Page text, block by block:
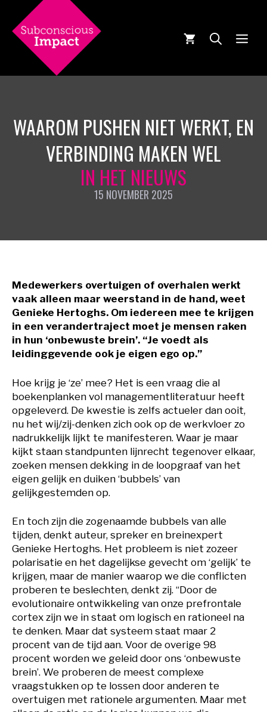
naar
inhoud
WAAROM PUSHEN NIET WERKT, EN
VERBINDING MAKEN WEL
IN HET NIEUWS
15 NOVEMBER 2025
Medewerkers overtuigen of overhalen werkt
vaak alleen maar weerstand in de hand, weet
Genieke Hertoghs. Om iedereen mee te krijgen
in een verandertraject moet je mensen raken
in hun ‘onbewuste brein’. “Je voedt als
leidinggevende ook je eigen ego op.”
Hoe krijg je ‘ze’ mee? Het is een vraag die al
boekenplanken vol managementliteratuur heeft
opgeleverd. De kwestie is zelfs actueler dan ooit,
nu het wij/zij-denken zich ook op de werkvloer zo
nadrukkelijk lijkt te manifesteren. Waar je maar
kijkt staan standpunten lijnrecht tegenover elkaar,
zoeken mensen dekking in de loopgraaf van het
eigen gelijk en duiken ‘bubbels’ van
gelijkgestemden op.
En toch zijn die zogenaamde bubbels van alle
tijden, denkt auteur, spreker en breinexpert
Genieke Hertoghs. Het probleem is niet zozeer
polarisatie en het dagelijkse gevecht om ‘gelijk’ te
krijgen, maar de manier waarop we die conflicten
proberen te beslechten, denkt zij. “Door de
evolutionaire ontwikkeling van onze prefrontale
cortex zijn we in staat om logisch en rationeel na
te denken. Maar dat systeem staat maar 2
procent van de tijd aan. Voor de overige 98
procent worden we geleid door ons ‘onbewuste
brein’. We proberen de meest complexe
vraagstukken op te lossen door anderen te
overtuigen met rationele argumenten. Maar met